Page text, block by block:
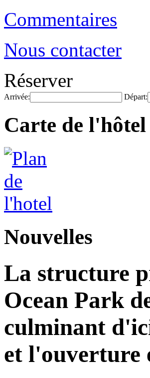
Commentaires
Nous contacter
Réserver
Arrivée: Départ:
Carte de l'hôtel
Nouvelles
La structure
Ocean Park
culminant
et l'ouverture